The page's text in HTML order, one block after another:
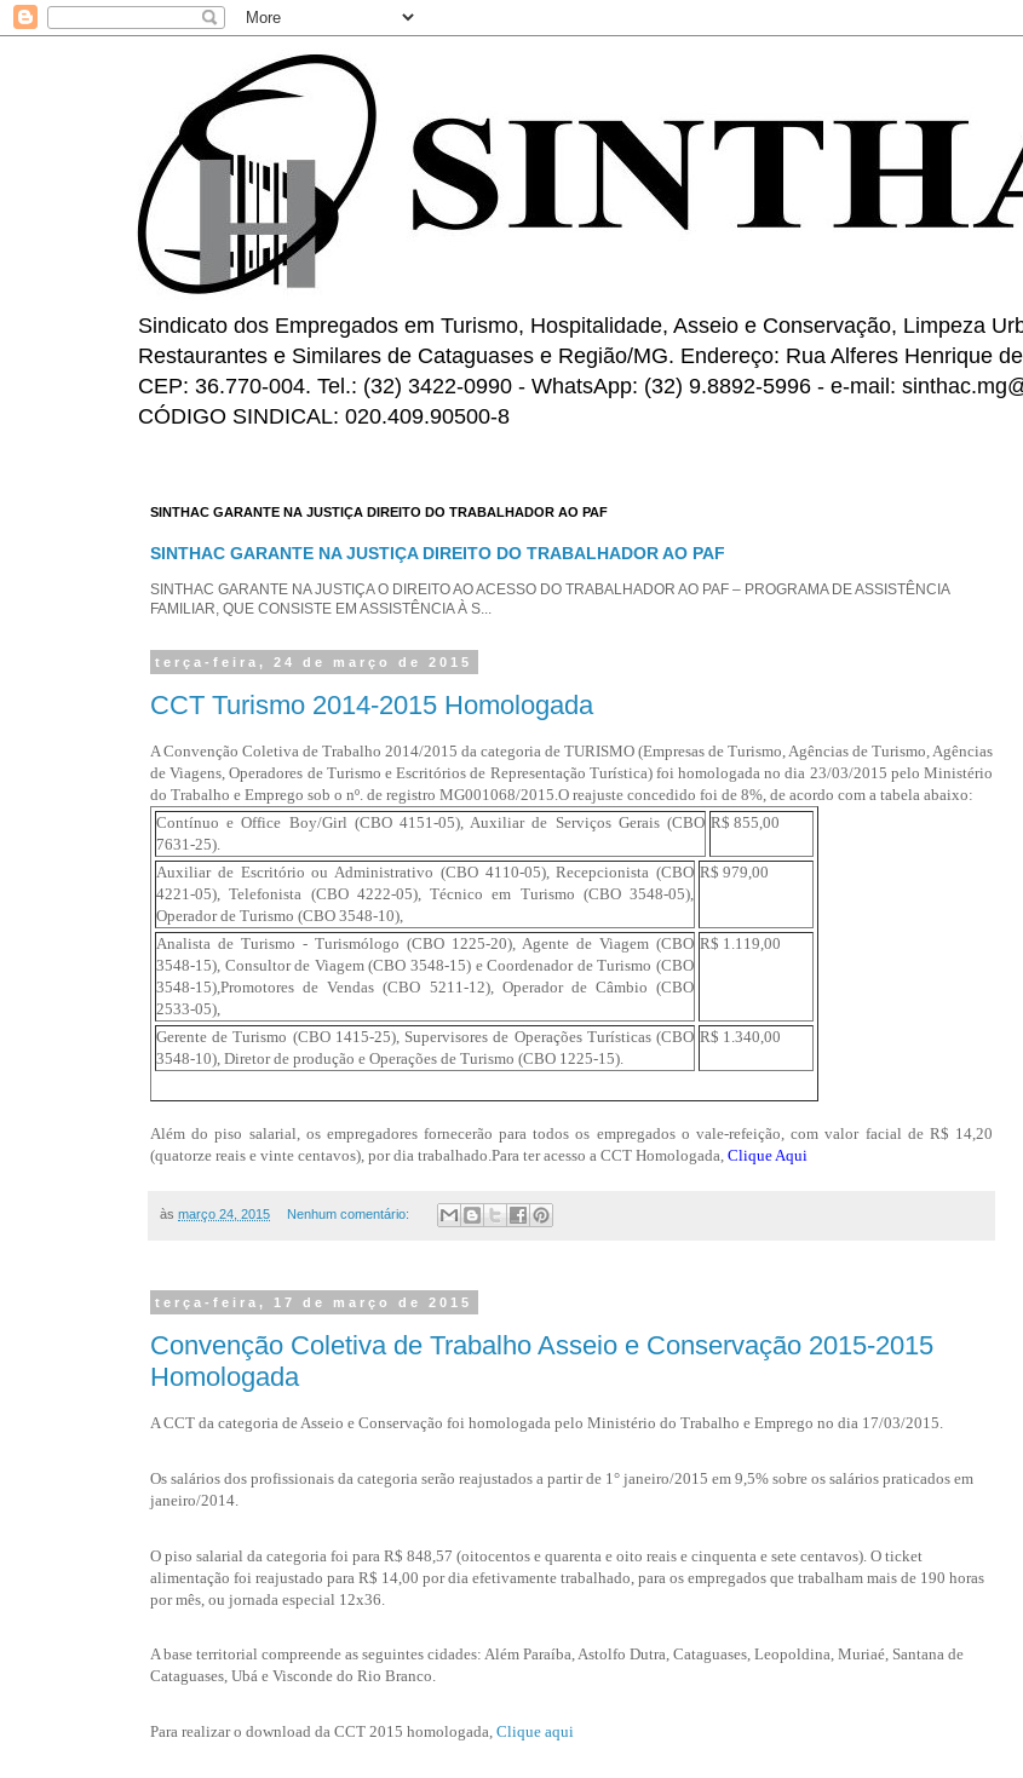
Sindicato dos Empregados em Turismo, Hospitalidade, Asseio e Conservação, Limpeza
Restaurantes e Similares de Cataguases e Região/MG. Endereço: Rua Alferes Henrique
CEP: 36.770-004. Tel.: (32) 3422-0990 - WhatsApp: (32) 9.8892-5996 - e-mail:
CÓDIGO SINDICAL: 020.409.90500-8
SINTHAC GARANTE NA JUSTIÇA DIREITO DO TRABALHADOR AO PAF
SINTHAC GARANTE NA JUSTIÇA DIREITO DO TRABALHADOR AO PAF
SINTHAC GARANTE NA JUSTIÇA O DIREITO AO ACESSO DO TRABALHADOR AO PAF – PROGRAMA DE ASSISTÊNCIA
FAMILIAR, QUE CONSISTE EM ASSISTÊNCIA À S...
terça-feira, 24 de março de 2015
CCT Turismo 2014-2015 Homologada
A Convenção Coletiva de Trabalho 2014/2015 da categoria de TURISMO (Empresas de Turismo, Agências de Turismo, Agências
de Viagens, Operadores de Turismo e Escritórios de Representação Turística) foi homologada no dia 23/03/2015 pelo Ministério
do Trabalho e Emprego sob o nº. de registro MG001068/2015. O reajuste concedido foi de 8%, de acordo com a tabela abaixo:
Contínuo e Office Boy/Girl (CBO 4151-05), Auxiliar de Serviços Gerais (CBO
7631-25).
R$ 855,00
Auxiliar de Escritório ou Administrativo (CBO 4110-05), Recepcionista (CBO
4221-05), Telefonista (CBO 4222-05), Técnico em Turismo (CBO 3548-05),
Operador de Turismo (CBO 3548-10),
R$ 979,00
Analista de Turismo - Turismólogo (CBO 1225-20), Agente de Viagem (CBO
3548-15), Consultor de Viagem (CBO 3548-15) e Coordenador de Turismo (CBO
3548-15),Promotores de Vendas (CBO 5211-12), Operador de Câmbio (CBO
2533-05),
R$ 1.119,00
Gerente de Turismo (CBO 1415-25), Supervisores de Operações Turísticas (CBO
3548-10), Diretor de produção e Operações de Turismo (CBO 1225-15).
R$ 1.340,00
Além do piso salarial, os empregadores fornecerão para todos os empregados o vale-refeição, com valor facial de R$ 14,20
(quatorze reais e vinte centavos), por dia trabalhado. Para ter acesso a CCT Homologada, Clique Aqui
às março 24, 2015 Nenhum comentário:
terça-feira, 17 de março de 2015
Convenção Coletiva de Trabalho Asseio e Conservação 2015-2015
Homologada
A CCT da categoria de Asseio e Conservação foi homologada pelo Ministério do Trabalho e Emprego no dia 17/03/2015.
Os salários dos profissionais da categoria serão reajustados a partir de 1° janeiro/2015 em 9,5% sobre os salários praticados em
janeiro/2014.
O piso salarial da categoria foi para R$ 848,57 (oitocentos e quarenta e oito reais e cinquenta e sete centavos). O ticket
alimentação foi reajustado para R$ 14,00 por dia efetivamente trabalhado, para os empregados que trabalham mais de 190 horas
por mês, ou jornada especial 12x36.
A base territorial compreende as seguintes cidades: Além Paraíba, Astolfo Dutra, Cataguases, Leopoldina, Muriaé, Santana de
Cataguases, Ubá e Visconde do Rio Branco.
Para realizar o download da CCT 2015 homologada, Clique aqui